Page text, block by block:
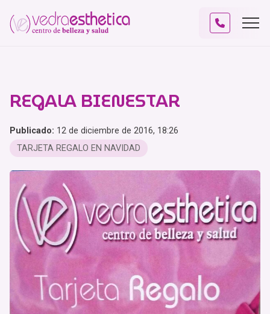
REGALA BIENESTAR
Publicado: 12 de diciembre de 2016, 18:26
TARJETA REGALO EN NAVIDAD